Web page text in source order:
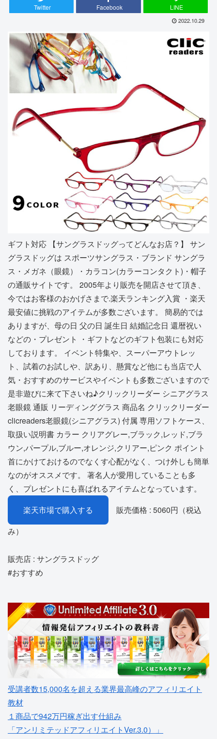
Twitter Facebook LINE
2022.10.29
ギフト対応 【サングラスドッグってどんなお店？】 サン
グラスドッグは スポーツサングラス・ブランド サングラ
ス・メガネ（眼鏡）・カラコン(カラーコンタクト)・帽子
の通販サイトです。 2005年より販売を開店させて頂き、
今ではお客様のおかげさまで.楽天ランキング入賞 ・楽天
最安値に挑戦のアイテムが多数ございます。 簡易的では
ありますが、母の日 父の日 誕生日 結婚記念日 還暦祝い
などの・プレゼント ・ギフトなどのギフト包装にも対応
しております。 イベント特集や、スーパーアウトレッ
ト、試着のお試しや、訳あり、懸賞など他にも当店で人
気・おすすめのサービスやイベントも多数ございますので
是非遊びに来て下さいね♪クリックリーダー シニアグラス
老眼鏡 通販 リーディンググラス 商品名 クリックリーダー
clicreaders老眼鏡(シニアグラス) 付属 専用ソフトケース、
取扱い説明書 カラー クリアグレー,ブラック,レッド,ブラ
ウン,パープル,ブルー,オレンジ,クリアー,ピンク ポイント
首にかけておけるのでなくす心配がなく、つけ外しも簡単
なのがオススメです。 著名人が愛用していることも多
く、プレゼントにも喜ばれるアイテムとなっています。
楽天市場で購入する
販売価格 : 5060円（税込
み）
販売店 : サングラスドッグ
#おすすめ
受講者数15,000名を超える業界最高峰のアフィリエイト
教材
１商品で942万円稼ぎ出す仕組み
「アンリミテッドアフィリエイトVer.3.0）」